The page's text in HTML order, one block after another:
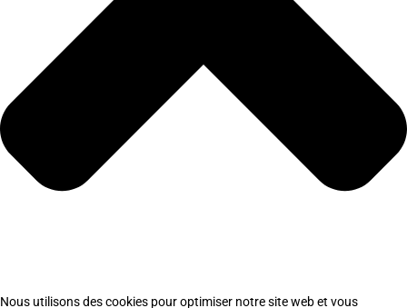
Nous utilisons des cookies pour optimiser notre site web et vous